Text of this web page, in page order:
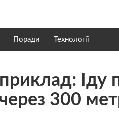
Поради Технології
Іду
300